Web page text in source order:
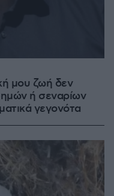
μου ζωή δεν
ή σεναρίων
γεγονότα